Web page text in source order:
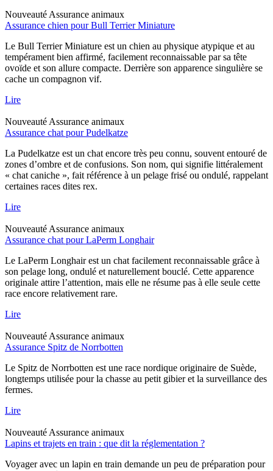
Nouveauté Assurance animaux
Assurance chien pour Bull Terrier Miniature
Le Bull Terrier Miniature est un chien au physique atypique et au
tempérament bien affirmé, facilement reconnaissable par sa tête
ovoïde et son allure compacte. Derrière son apparence singulière se
cache un compagnon vif.
Lire
Nouveauté Assurance animaux
Assurance chat pour Pudelkatze
La Pudelkatze est un chat encore très peu connu, souvent entouré de
zones d’ombre et de confusions. Son nom, qui signifie littéralement
« chat caniche », fait référence à un pelage frisé ou ondulé, rappelant
certaines races dites rex.
Lire
Nouveauté Assurance animaux
Assurance chat pour LaPerm Longhair
Le LaPerm Longhair est un chat facilement reconnaissable grâce à
son pelage long, ondulé et naturellement bouclé. Cette apparence
originale attire l’attention, mais elle ne résume pas à elle seule cette
race encore relativement rare.
Lire
Nouveauté Assurance animaux
Assurance Spitz de Norrbotten
Le Spitz de Norrbotten est une race nordique originaire de Suède,
longtemps utilisée pour la chasse au petit gibier et la surveillance des
fermes.
Lire
Nouveauté Assurance animaux
Lapins et trajets en train : que dit la réglementation ?
Voyager avec un lapin en train demande un peu de préparation pour